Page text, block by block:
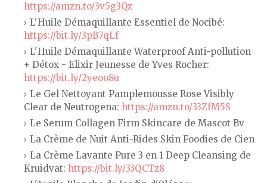
https://amzn.to/3v5g3Qz
L'Huile Démaquillante Essentiel de Nocibé:
https://bit.ly/3pB7qLf
L'Huile Démaquillante Waterproof Anti-pollution
+ Détox - Elixir Jeunesse de Yves Rocher:
https://bit.ly/2yeoo8u
Le Gel Nettoyant Pamplemousse Rose Visibly
Clear de Neutrogena: https://amzn.to/33ZfM5S
Le Serum Collagen Firm Skincare de Mascot Bv
La Crème de Nuit Anti-Rides Skin Foodies de Cien
La Crème Lavante Pure 3 en 1 Deep Cleansing de
Kruidvat: https://bit.ly/33QCTz8